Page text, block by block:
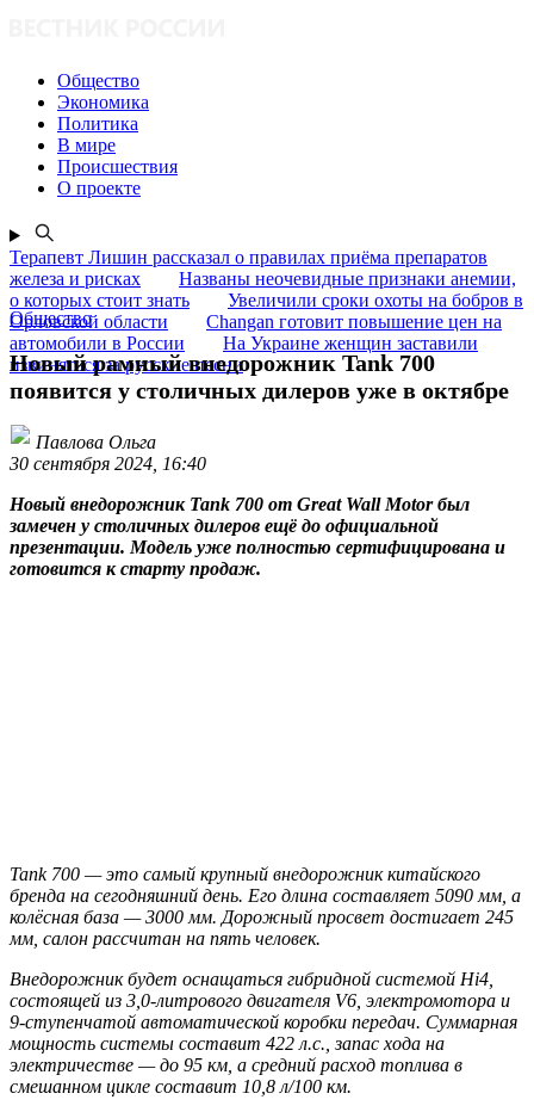
Общество
Экономика
Политика
В мире
Происшествия
О проекте
Терапевт Лишин рассказал о правилах приёма препаратов
железа и рисках
Названы неочевидные признаки анемии,
о которых стоит знать
Увеличили сроки охоты на бобров в
Орловской области
Changan готовит повышение цен на
автомобили в России
На Украине женщин заставили
извиняться за русские песни
Общество
Новый рамный внедорожник Tank 700
появится у столичных дилеров уже в октябре
Павлова Ольга
30 сентября 2024, 16:40
Новый внедорожник Tank 700 от Great Wall Motor был
замечен у столичных дилеров ещё до официальной
презентации. Модель уже полностью сертифицирована и
готовится к старту продаж.
Tank 700 — это самый крупный внедорожник китайского
бренда на сегодняшний день. Его длина составляет 5090 мм, а
колёсная база — 3000 мм. Дорожный просвет достигает 245
мм, салон рассчитан на пять человек.
Внедорожник будет оснащаться гибридной системой Hi4,
состоящей из 3,0-литрового двигателя V6, электромотора и
9-ступенчатой автоматической коробки передач. Суммарная
мощность системы составит 422 л.с., запас хода на
электричестве — до 95 км, а средний расход топлива в
смешанном цикле составит 10,8 л/100 км.